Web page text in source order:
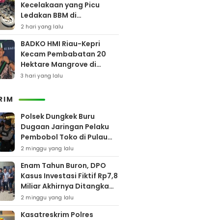
Kecelakaan yang Picu
Ledakan BBM di
Pamekasan
2 hari yang lalu
BADKO HMI Riau-Kepri
Kecam Pembabatan 20
Hektare Mangrove di
Bengkalis
3 hari yang lalu
Polsek Dungkek Buru
Dugaan Jaringan Pelaku
Pembobol Toko di Pulau
Gili Iyang
2 minggu yang lalu
Enam Tahun Buron, DPO
Kasus Investasi Fiktif Rp7,8
Miliar Akhirnya Ditangkap
Polres Pamekasan
2 minggu yang lalu
Kasatreskrim Polres